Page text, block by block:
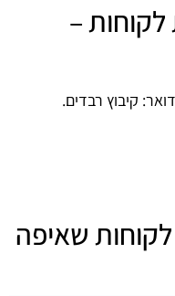
–
קיבוץ רבדים.
שאיפה